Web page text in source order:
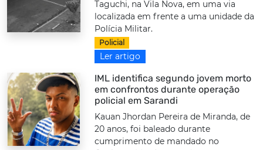
Taguchi, na Vila Nova, em uma via
localizada em frente a uma unidade da
Polícia Militar.
Policial
Ler artigo
IML identifica segundo jovem morto
em confrontos durante operação
policial em Sarandi
Kauan Jhordan Pereira de Miranda, de
20 anos, foi baleado durante
cumprimento de mandado no